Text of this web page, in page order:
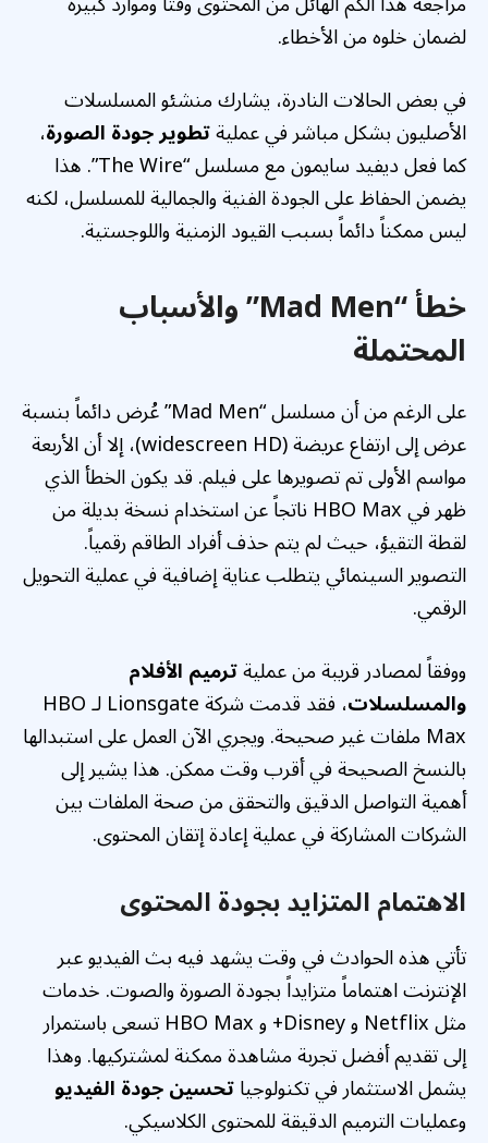
لضمان خلوه من الأخطاء.
في بعض الحالات النادرة، يشارك منشئو المسلسلات
الأصليون بشكل مباشر في عمليةتطوير جودة الصورة،
كما فعل ديفيد سايمون مع مسلسل “The Wire”. هذا
يضمن الحفاظ على الجودة الفنية والجمالية للمسلسل، لكنه
ليس ممكناً دائماً بسبب القيود الزمنية واللوجستية.
خطأ “Mad Men” والأسباب
المحتملة
على الرغم من أن مسلسل “Mad Men” عُرض دائماً بنسبة
عرض إلى ارتفاع عريضة (widescreen HD)، إلا أن الأربعة
مواسم الأولى تم تصويرها على فيلم. قد يكون الخطأ الذي
ظهر في HBO Max ناتجاً عن استخدام نسخة بديلة من
لقطة التقيؤ، حيث لم يتم حذف أفراد الطاقم رقمياً.
التصوير السينمائي يتطلب عناية إضافية في عملية التحويل
الرقمي.
ووفقاً لمصادر قريبة من عمليةترميم الأفلام
والمسلسلات ، فقد قدمت شركة Lionsgate لـ HBO
Max ملفات غير صحيحة. ويجري الآن العمل على استبدالها
بالنسخ الصحيحة في أقرب وقت ممكن. هذا يشير إلى
أهمية التواصل الدقيق والتحقق من صحة الملفات بين
الشركات المشاركة في عملية إعادة إتقان المحتوى.
الاهتمام المتزايد بجودة المحتوى
تأتي هذه الحوادث في وقت يشهد فيه بث الفيديو عبر
الإنترنت اهتماماً متزايداً بجودة الصورة والصوت. خدمات
مثل Netflix و Disney+ و HBO Max تسعى باستمرار
إلى تقديم أفضل تجربة مشاهدة ممكنة لمشتركيها. وهذا
يشمل الاستثمار في تكنولوجياتحسين جودة الفيديو
وعمليات الترميم الدقيقة للمحتوى الكلاسيكي.